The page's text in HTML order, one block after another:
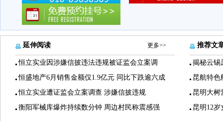
延伸阅读 更多>>
恒立实业因涉嫌信披违法违规被证监会立案调
恒盛地产6月销售金额仅1.9亿元 同比下跌逾六成
恒立实业遭证监会立案调查 涉嫌信披违规
衡阳军械库爆炸持续数分钟 周边村民称震感强
推荐文
揭秘云锡
昆航特色
昆明大树
昆明12